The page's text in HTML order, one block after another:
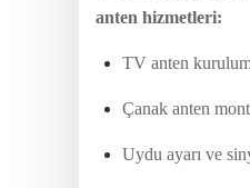
anten hizmetleri:
TV anten
Çanak anten
Uydu ayarı ve